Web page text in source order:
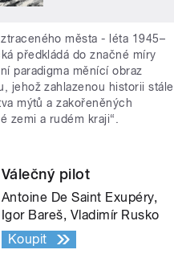
města - léta 1945–
předkládá do značné míry
paradigma měnící obraz
jehož zahlazenou historii stále
mýtů a zakořeněných
zemi a rudém kraji“.
Válečný pilot
Antoine De Saint Exupéry,
Igor Bareš, Vladimír Rusko
Koupit